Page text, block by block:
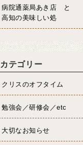
病院通薬局あき店 と
高知の美味しい処
カテゴリー
クリスのオフタイム
勉強会／研修会／etc
大切なお知らせ